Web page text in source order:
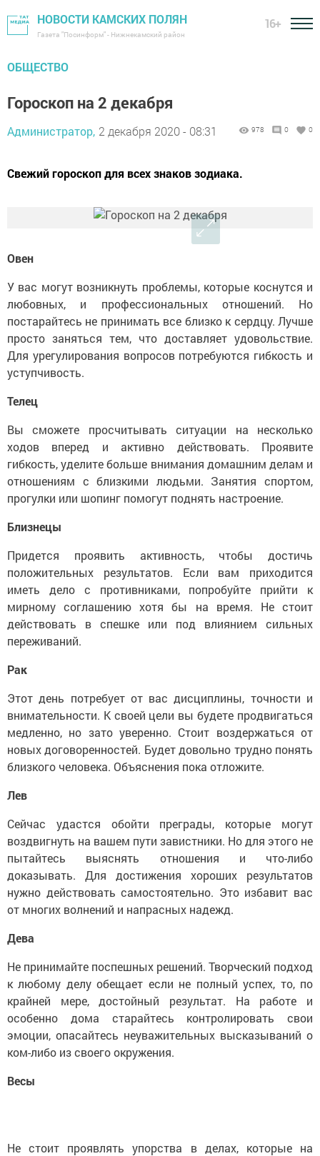
НОВОСТИ КАМСКИХ ПОЛЯН
Газета "Посинформ" - Нижнекамский район
16+
ОБЩЕСТВО
Гороскоп на 2 декабря
Администратор, 2 декабря 2020 - 08:31 978 0 0
Свежий гороскоп для всех знаков зодиака.
Овен
У вас могут возникнуть проблемы, которые коснутся и
любовных, и профессиональных отношений. Но
постарайтесь не принимать все близко к сердцу. Лучше
просто заняться тем, что доставляет удовольствие.
Для урегулирования вопросов потребуются гибкость и
уступчивость.
Телец
Вы сможете просчитывать ситуации на несколько
ходов вперед и активно действовать. Проявите
гибкость, уделите больше внимания домашним делам и
отношениям с близкими людьми. Занятия спортом,
прогулки или шопинг помогут поднять настроение.
Близнецы
Придется проявить активность, чтобы достичь
положительных результатов. Если вам приходится
иметь дело с противниками, попробуйте прийти к
мирному соглашению хотя бы на время. Не стоит
действовать в спешке или под влиянием сильных
переживаний.
Рак
Этот день потребует от вас дисциплины, точности и
внимательности. К своей цели вы будете продвигаться
медленно, но зато уверенно. Стоит воздержаться от
новых договоренностей. Будет довольно трудно понять
близкого человека. Объяснения пока отложите.
Лев
Сейчас удастся обойти преграды, которые могут
воздвигнуть на вашем пути завистники. Но для этого не
пытайтесь выяснять отношения и что-либо
доказывать. Для достижения хороших результатов
нужно действовать самостоятельно. Это избавит вас
от многих волнений и напрасных надежд.
Дева
Не принимайте поспешных решений. Творческий подход
к любому делу обещает если не полный успех, то, по
крайней мере, достойный результат. На работе и
особенно дома старайтесь контролировать свои
эмоции, опасайтесь неуважительных высказываний о
ком-либо из своего окружения.
Весы
Не стоит проявлять упорства в делах, которые на